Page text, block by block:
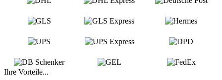
Ihre Vorteile...